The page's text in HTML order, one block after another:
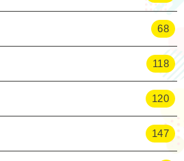
68
118
120
147